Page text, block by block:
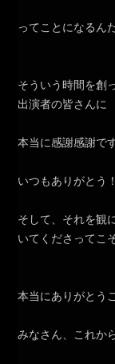
ってことになるん
そういう時間を創
出演者の皆さんに
本当に感謝感謝です
いつもありがとう
そして、それを観
いてくださってこ
本当にありがとう
みなさん、これか